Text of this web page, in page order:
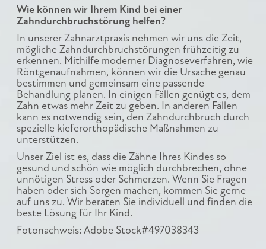
Wie können wir Ihrem Kind bei einer
Zahndurchbruchstörung helfen?
In unserer Zahnarztpraxis nehmen wir uns die Zeit,
mögliche Zahndurchbruchstörungen frühzeitig zu
erkennen. Mithilfe moderner Diagnoseverfahren, wie
Röntgenaufnahmen, können wir die Ursache genau
bestimmen und gemeinsam eine passende
Behandlung planen. In einigen Fällen genügt es, dem
Zahn etwas mehr Zeit zu geben. In anderen Fällen
kann es notwendig sein, den Zahndurchbruch durch
spezielle kieferorthopädische Maßnahmen zu
unterstützen.
Unser Ziel ist es, dass die Zähne Ihres Kindes so
gesund und schön wie möglich durchbrechen, ohne
unnötigen Stress oder Schmerzen. Wenn Sie Fragen
haben oder sich Sorgen machen, kommen Sie gerne
auf uns zu. Wir beraten Sie individuell und finden die
beste Lösung für Ihr Kind.
Fotonachweis: Adobe Stock#497038343